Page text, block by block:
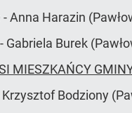
Anna Harazin
Gabriela Burek
MIESZKAŃCY
Bodziony